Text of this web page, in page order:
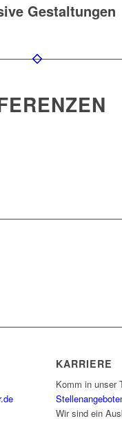
Gestaltungen
KARRIERE
Komm in unser
Wir sind ein